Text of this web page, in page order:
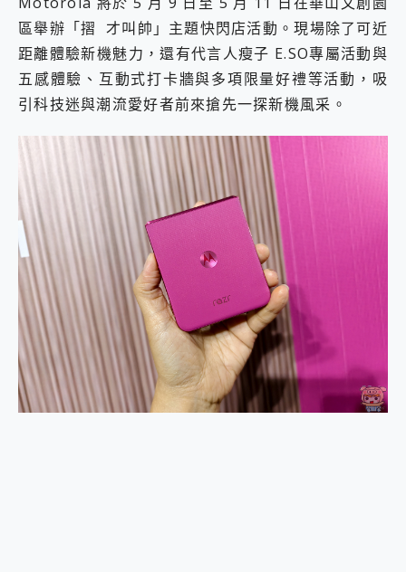
區舉辦「摺 才叫帥」主題快閃店活動。現場除了可近
距離體驗新機魅力，還有代言人瘦子 E.SO專屬活動與
五感體驗、互動式打卡牆與多項限量好禮等活動，吸
引科技迷與潮流愛好者前來搶先一探新機風采。